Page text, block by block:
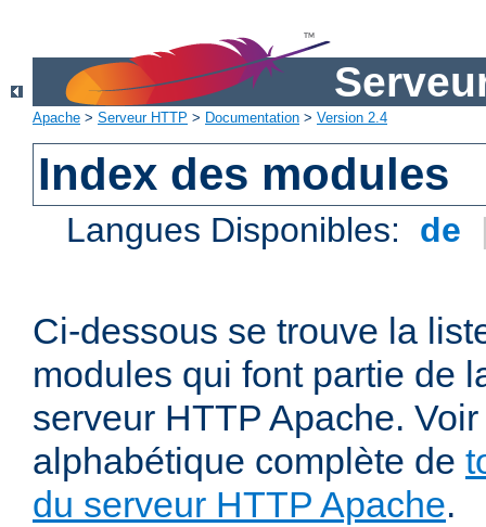
Apache > Serveur HTTP > Documentation > Version 2.4
Index des modules
Langues Disponibles: de
Ci-dessous se trouve la
modules qui font partie de
serveur HTTP Apache.
alphabétique complète de
du serveur HTTP Apache.